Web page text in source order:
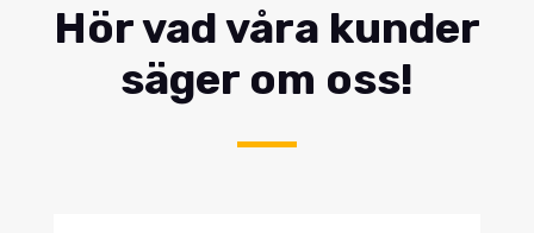
Hör vad våra kunder
säger om oss!